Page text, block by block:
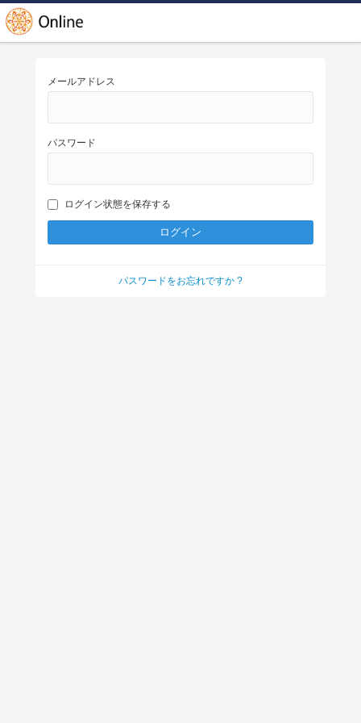
メールアドレス
パスワード
ログイン状態を保存する
パスワードをお忘れですか ?